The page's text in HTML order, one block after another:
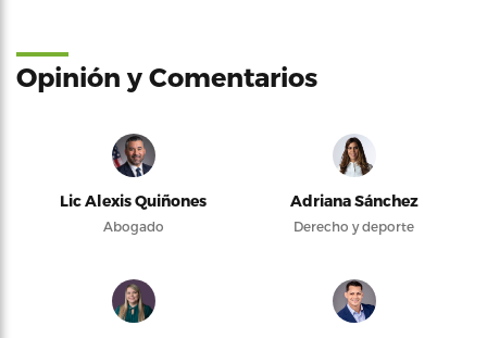
Opinión y Comentarios
Lic Alexis Quiñones
Abogado
Adriana Sánchez
Derecho y deporte